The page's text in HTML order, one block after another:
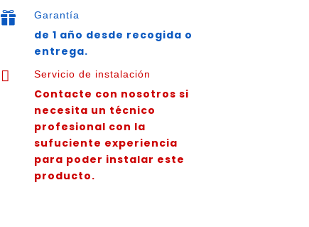
cantidad
 Garantía
de 1 año desde recogida o
entrega.
 Servicio de instalación
Contacte con nosotros si
necesita un técnico
profesional con la
sufuciente experiencia
para poder instalar este
producto.